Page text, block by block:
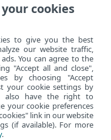
da ESET
cookies
to give you the best
our website traffic,
You can agree to the
"Accept all and close",
by choosing "Accept
your cookie settings by
also have the right to
your cookie preferences
link in our website
(if available). For more
.